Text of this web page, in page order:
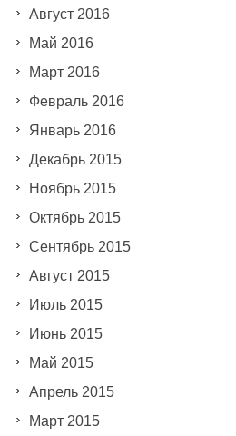
Август 2016
Май 2016
Март 2016
Февраль 2016
Январь 2016
Декабрь 2015
Ноябрь 2015
Октябрь 2015
Сентябрь 2015
Август 2015
Июль 2015
Июнь 2015
Май 2015
Апрель 2015
Март 2015